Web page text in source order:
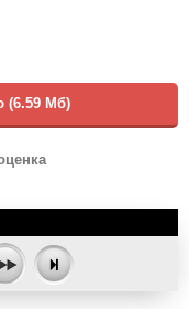
(6.59 Мб)